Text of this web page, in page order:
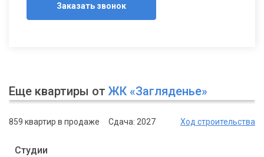
Заказать звонок
Еще квартиры от ЖК «Загляденье»
859 квартир в продаже Сдача: 2027 Ход строительства
Студии